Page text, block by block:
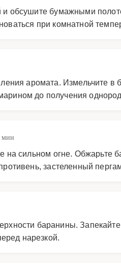
обсушите бумажными
при комнатной
аромата. Измельчите
до получения
мин
на сильном огне. Обжарьте
застеленный
баранины. Запекайте
нарезкой.